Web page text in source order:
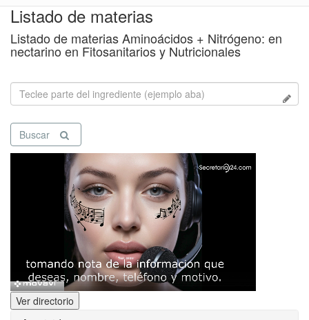
Listado de materias
Listado de materias Aminoácidos + Nitrógeno: en
nectarino en Fitosanitarios y Nutricionales
Buscar
Ver directorio